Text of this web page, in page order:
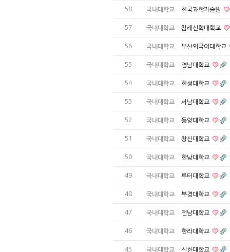
58 국내대학교 한국과학기술원
57 국내대학교 참례신학대학교
56 국내대학교 부산외국어대학교
55 국내대학교 영남대학교
54 국내대학교 한성대학교
53 국내대학교 서남대학교
52 국내대학교 동양대학교
51 국내대학교 창신대학교
50 국내대학교 한남대학교
49 국내대학교 루터대학교
48 국내대학교 부경대학교
47 국내대학교 전남대학교
46 국내대학교 한라대학교
45 국내대학교 신한대학교